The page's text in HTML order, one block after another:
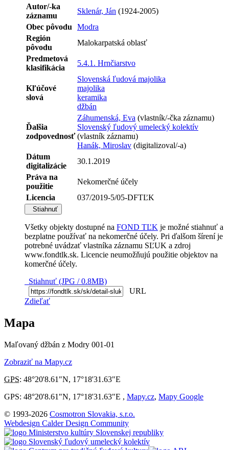
Autor/-ka
záznamu
Sklenár, Ján (1924-2005)
Obec pôvodu
Modra
Región
pôvodu
Malokarpatská oblasť
Predmetová
klasifikácia
5.4.1. Hrnčiarstvo
Kľúčové
slová
Slovenská ľudová majolika
majolika
keramika
džbán
Ďalšia
zodpovednosť
Záhumenská, Eva (vlastník/-čka záznamu)
Slovenský ľudový umelecký kolektív
(vlastník záznamu)
Hanák, Miroslav (digitalizoval/-a)
Dátum
digitalizácie
30.1.2019
Práva na
použitie
Nekomerčné účely
Licencia
037/2019-5/05-DFTĽK
Stiahnuť
Všetky objekty dostupné na FOND TĽK je možné stiahnuť a
bezplatne používať na nekomerčné účely. Pri ďalšom šírení je
potrebné uvádzať vlastníka záznamu SĽUK a zdroj
www.fondtlk.sk. Licencie neumožňujú použitie objektov na
komerčné účely.
Stiahnuť (JPG / 0.8MB)
URL
Zdieľať
Mapa
Maľovaný džbán z Modry 001-01
Zobraziť na Mapy.cz
GPS: 48°20'8.61"N, 17°18'31.63"E
GPS: 48°20'8.61"N, 17°18'31.63"E , Mapy.cz, Mapy Google
© 1993-2026 Cosmotron Slovakia, s.r.o.
Webdesign Calder Design Community